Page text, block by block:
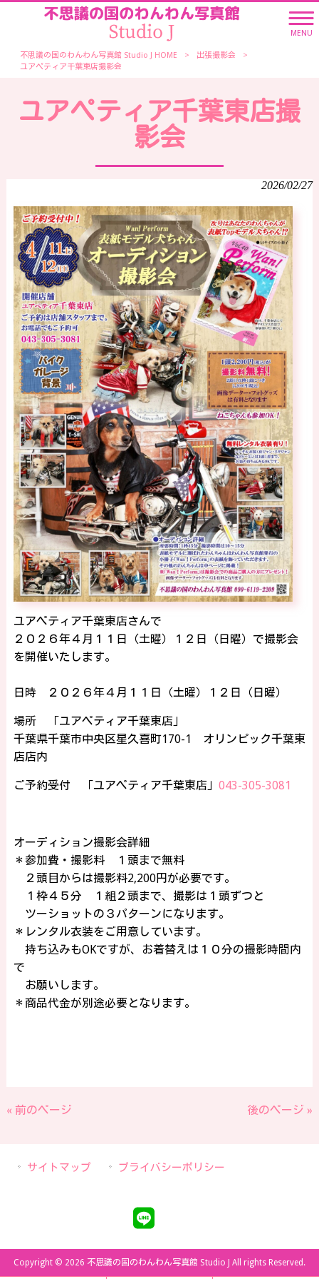
MENU
不思議の国のわんわん写真館 Studio J HOME > 出張撮影会
>
ユアペティア千葉東店撮影会
ユアペティア千葉東店撮
影会
2026/02/27
ユアペティア千葉東店さんで
２０２６年４月１１日（土曜）１２日（日曜）で撮影会
を開催いたします。
日時 ２０２６年４月１１日（土曜）１２日（日曜）
場所 「ユアペティア千葉東店」
千葉県千葉市中央区星久喜町170-1 オリンピック千葉東
店店内
ご予約受付 「ユアペティア千葉東店」 043-305-3081
オーディション撮影会詳細
＊参加費・撮影料 １頭まで無料
２頭目からは撮影料2,200円が必要です。
１枠４５分 １組２頭まで、撮影は１頭ずつと
ツーショットの３パターンになります。
＊レンタル衣装をご用意しています。
持ち込みもOKですが、お着替えは１０分の撮影時間内
で
お願いします。
＊商品代金が別途必要となります。
« 前のページ 後のページ »
サイトマップ プライバシーポリシー
Copyright © 2026 不思議の国のわんわん写真館 Studio J All rights Reserved.